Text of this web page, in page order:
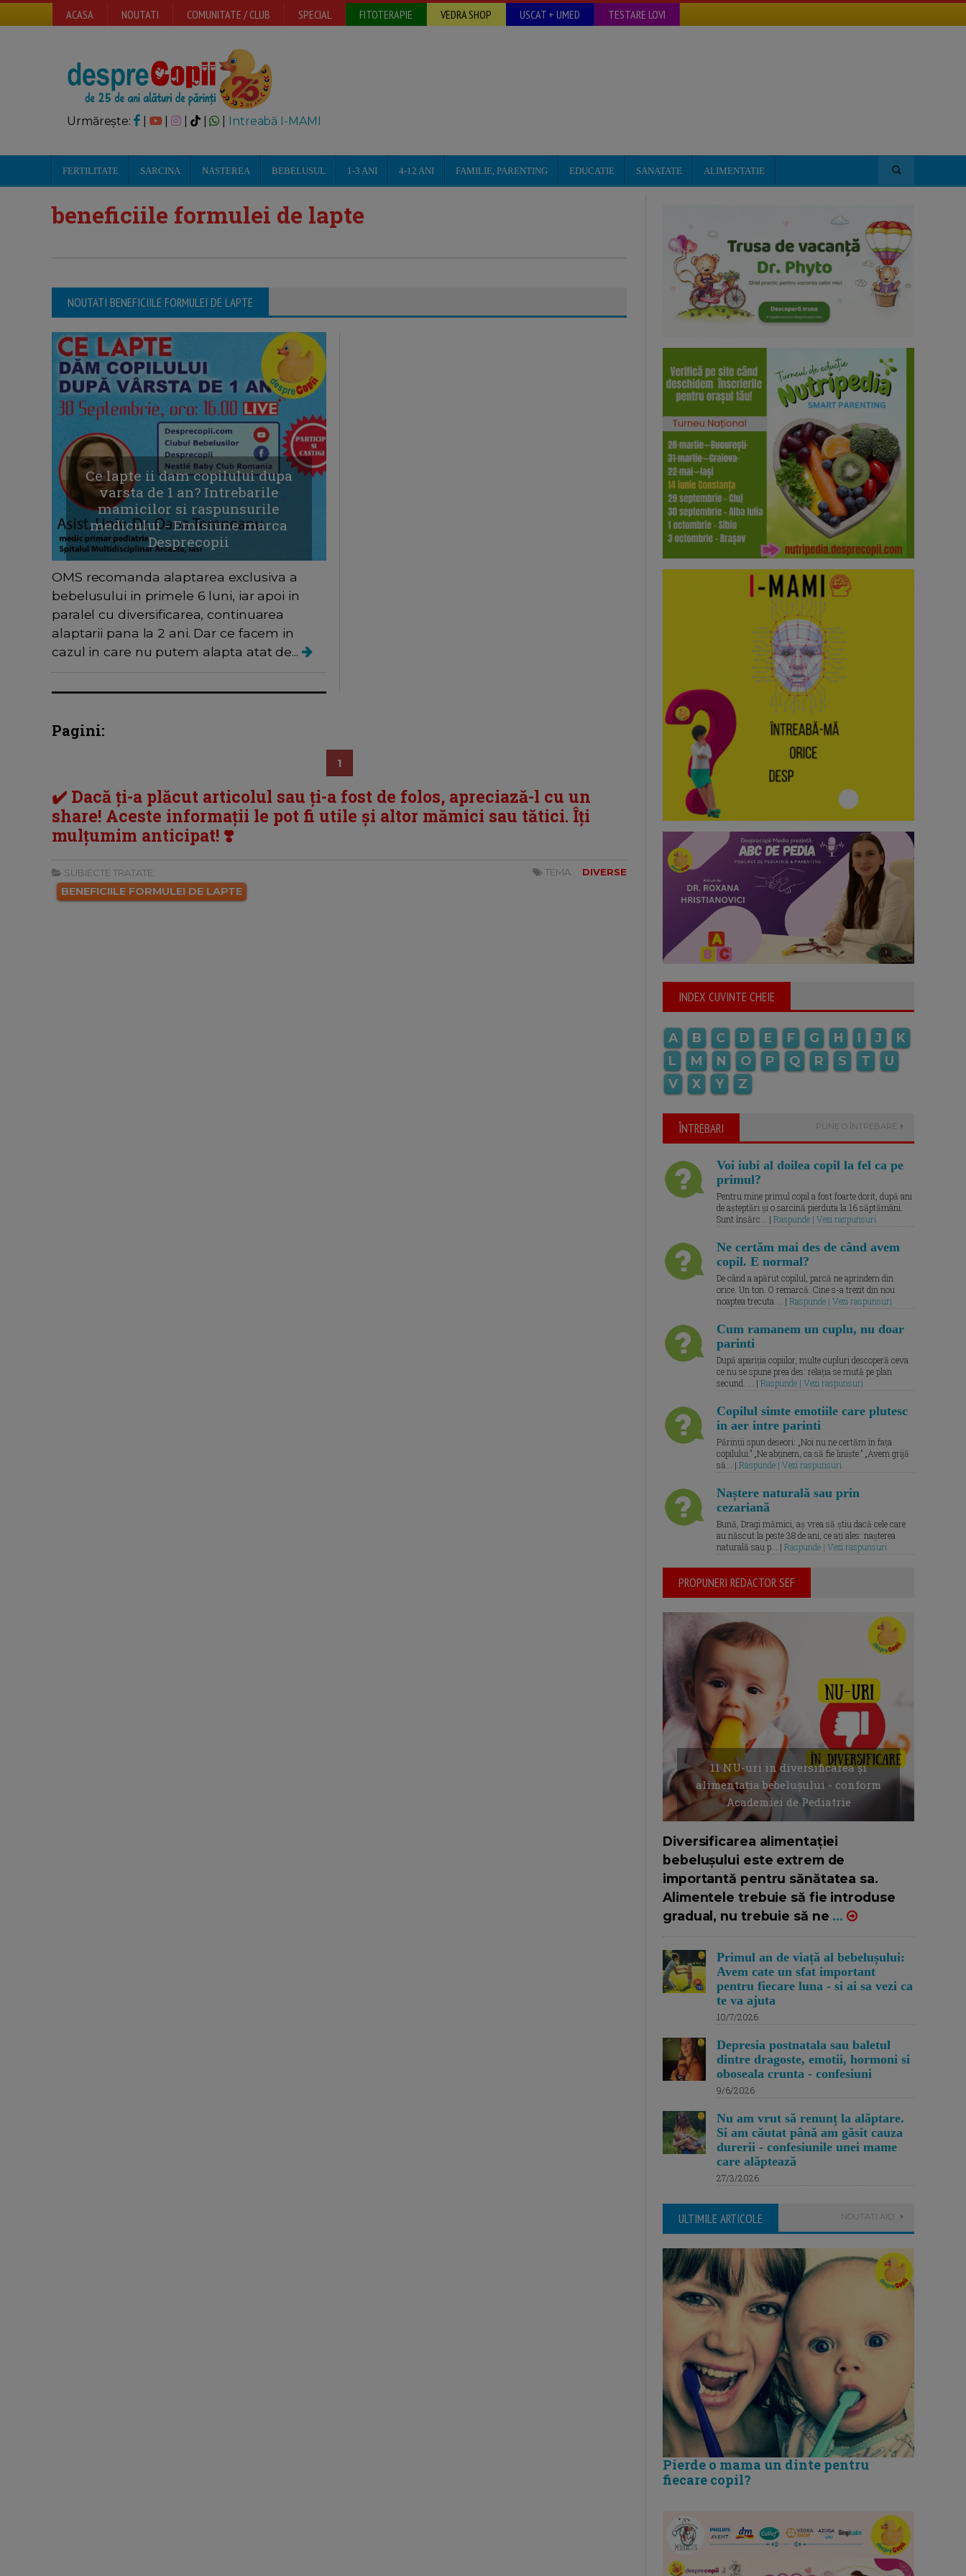
ACASA NOUTATI COMUNITATE / CLUB SPECIAL FITOTERAPIE VEDRA SHOP USCAT + UMED TESTARE LOVI
Urmărește: | | Intreabă I-MAMI
FERTILITATE SARCINA NASTEREA BEBELUSUL 1-3 ANI 4-12 ANI FAMILIE, PARENTING EDUCATIE SANATATE ALIMENTATIE
beneficiile formulei de lapte
NOUTATI BENEFICIILE FORMULEI DE LAPTE
Ce lapte ii dam copilului dupa
varsta de 1 an? Intrebarile
mamicilor si raspunsurile
medicului - Emisiune marca
Desprecopii
OMS recomanda alaptarea exclusiva a
bebelusului in primele 6 luni, iar apoi in
paralel cu diversificarea, continuarea
alaptarii pana la 2 ani. Dar ce facem in
cazul in care nu putem alapta atat de...
Pagini:
1
✔️ Dacă ți-a plăcut articolul sau ți-a fost de folos, apreciază-l cu un
share! Aceste informații le pot fi utile și altor mămici sau tătici. Îți
mulțumim anticipat! ❣️
SUBIECTE TRATATE:
BENEFICIILE FORMULEI DE LAPTE
TEMA: DIVERSE
INDEX CUVINTE CHEIE
A B C D E F G H I J
K
L
M N O P Q R S T
U
V
X Y Z
ÎNTREBARI PUNE O ÎNTREBARE
Voi iubi al doilea copil la fel ca pe
primul?
Pentru mine primul copil a fost foarte dorit, după ani
de așteptări și o sarcină pierduta la 16 săptămâni.
Sunt însărc... | Raspunde | Vezi raspunsuri
Ne certăm mai des de când avem
copil. E normal?
De când a apărut copilul, parcă ne aprindem din
orice. Un ton. O remarcă. Cine s-a trezit din nou
noaptea trecuta.... | Raspunde | Vezi raspunsuri
Cum ramanem un cuplu, nu doar
parinti
După apariția copiilor, multe cupluri descoperă ceva
ce nu se spune prea des: relația se mută pe plan
secund. ... | Raspunde | Vezi raspunsuri
Copilul simte emotiile care plutesc
in aer intre parinti
Părinții spun deseori: „Noi nu ne certăm în fața
copilului.” „Ne abținem, ca să fie liniște.” „Avem grijă
să... | Raspunde | Vezi raspunsuri
Naștere naturală sau prin
cezariană
Bună, Dragi mămici, aș vrea să știu dacă cele care
au născut la peste 38 de ani, ce ați ales: nașterea
naturală sau p... | Raspunde | Vezi raspunsuri
PROPUNERI REDACTOR SEF
11 NU-uri in diversificarea și
alimentația bebelușului - conform
Academiei de Pediatrie
Diversificarea alimentației
bebelușului este extrem de
importantă pentru sănătatea sa.
Alimentele trebuie să fie introduse
gradual, nu trebuie să ne ...
Primul an de viață al bebelușului:
Avem cate un sfat important
pentru fiecare luna - si ai sa vezi ca
te va ajuta
10/7/2026
Depresia postnatala sau baletul
dintre dragoste, emotii, hormoni si
oboseala crunta - confesiuni
9/6/2026
Nu am vrut să renunț la alăptare.
Si am căutat până am găsit cauza
durerii - confesiunile unei mame
care alăptează
27/3/2026
ULTIMILE ARTICOLE NOUTATI AICI
Pierde o mama un dinte pentru
fiecare copil?